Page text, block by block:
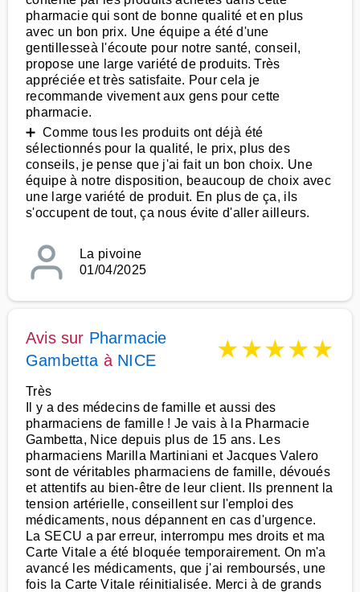
pharmacie qui sont de bonne qualité et en plus
avec un bon prix. Une équipe a été d'une
gentillesseà l'écoute pour notre santé, conseil,
propose une large variété de produits. Très
appréciée et très satisfaite. Pour cela je
recommande vivement aux gens pour cette
pharmacie.
➕ Comme tous les produits ont déjà été
sélectionnés pour la qualité, le prix, plus des
conseils, je pense que j'ai fait un bon choix. Une
équipe à notre disposition, beaucoup de choix avec
une large variété de produit. En plus de ça, ils
s'occupent de tout, ça nous évite d'aller ailleurs.
La pivoine
01/04/2025
Avis sur Pharmacie
Gambetta à NICE ★★★★★
Très
Il y a des médecins de famille et aussi des
pharmaciens de famille ! Je vais à la Pharmacie
Gambetta, Nice depuis plus de 15 ans. Les
pharmaciens Marilla Martiniani et Jacques Valero
sont de véritables pharmaciens de famille, dévoués
et attentifs au bien-être de leur client. Ils prennent la
tension artérielle, conseillent sur l'emploi des
médicaments, nous dépannent en cas d'urgence.
La SECU a par erreur, interrompu mes droits et ma
Carte Vitale a été bloquée temporairement. On m'a
avancé les médicaments, que j'ai remboursés, une
fois la Carte Vitale réinitialisée. Merci à de grands